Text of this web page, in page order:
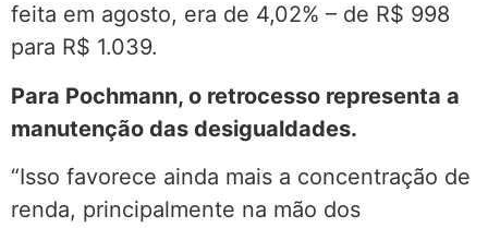
feita em agosto, era de 4,02% – de R$ 998
para R$ 1.039.
Para Pochmann, o retrocesso representa a
manutenção das desigualdades.
“Isso favorece ainda mais a concentração de
renda, principalmente na mão dos